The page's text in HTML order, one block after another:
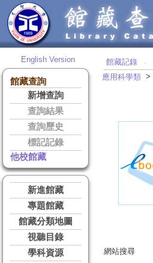
English Version
館藏查詢
新增查詢
查詢結果
查詢歷史
標記記錄
他校館藏
新進館藏
專題館藏
館藏分類地圖
視聽目錄
學科資源
館藏記錄 ‧
應用科學類 >
網站搜尋